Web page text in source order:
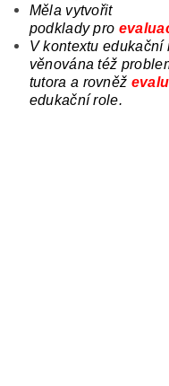
Měla vytvořit
podklady pro
V kontextu
věnována též
tutora a rovněž
edukační role.